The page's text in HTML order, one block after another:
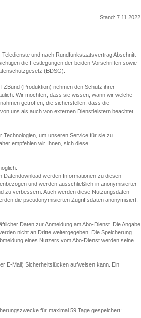
Stand: 7.11.2022
und nach Rundfunkstaatsvertrag Abschnitt
die Festlegungen der beiden Vorschriften sowie
(BDSG).
(Produktion) nehmen den Schutz ihrer
Wir möchten, dass sie wissen, wann wir welche
getroffen, die sicherstellen, dass die
uns als auch von externen Dienstleistern beachtet
Technologien, um unseren Service für sie zu
empfehlen wir Ihnen, sich diese
Datendownload werden Informationen zu diesen
und werden ausschließlich in anonymisierter
zu verbessern. Auch werden diese Nutzungsdaten
die pseudonymisierten Zugriffsdaten anonymisiert.
Daten zur Anmeldung am Abo-Dienst. Die Angabe
nicht an Dritte weitergegeben. Die Speicherung
eines Nutzers vom Abo-Dienst werden seine
E-Mail) Sicherheitslücken aufweisen kann. Ein
für maximal 59 Tage gespeichert: